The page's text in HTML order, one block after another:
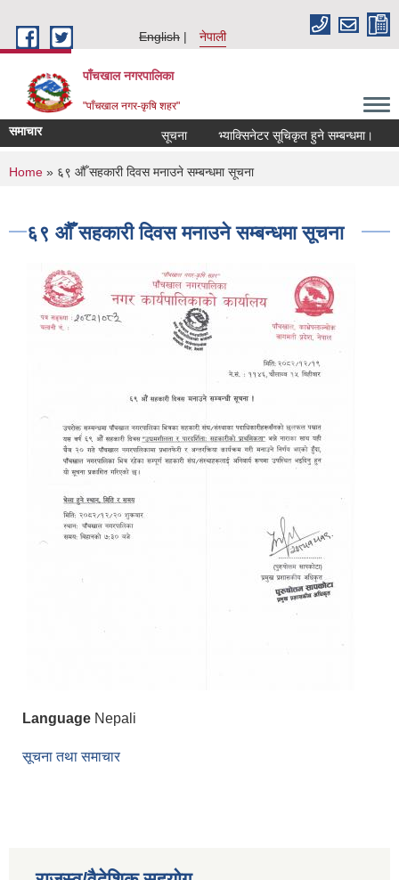
English
नेपाली
पाँचखाल नगरपालिका
"पाँचखाल नगर-कृषि शहर"
समाचार सूचना भ्याक्सिनेटर सूचिकृत हुने सम्बन्धमा।
You are here
Home » ६९ औँ सहकारी दिवस मनाउने सम्बन्धमा सूचना
६९ औँ सहकारी दिवस मनाउने सम्बन्धमा सूचना
Language Nepali
सूचना तथा समाचार